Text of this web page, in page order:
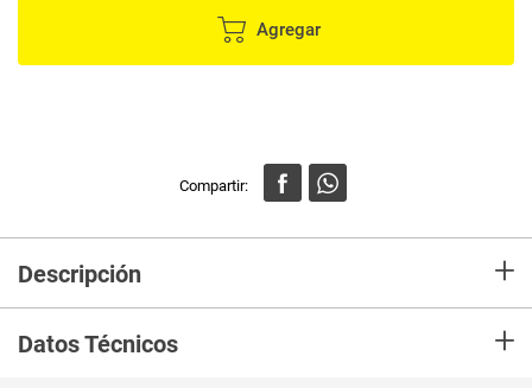
Agregar
Descripción +
Datos Técnicos +